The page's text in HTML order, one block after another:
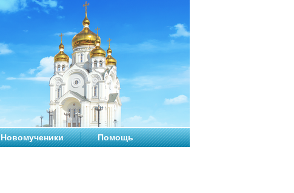
Новомученики Помощь